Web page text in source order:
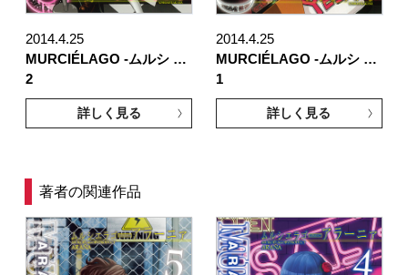
2014.4.25
MURCIÉLAGO -ムルシ …
2
詳しく見る
2014.4.25
MURCIÉLAGO -ムルシ …
1
詳しく見る
著者の関連作品